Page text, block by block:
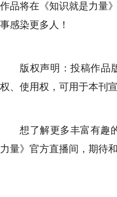
作品将在《知识就是力量
事感染更多人！
版权声明：投稿作品
权、使用权，可用于本刊宣
想了解更多丰富有趣
力量》官方直播间，期待和